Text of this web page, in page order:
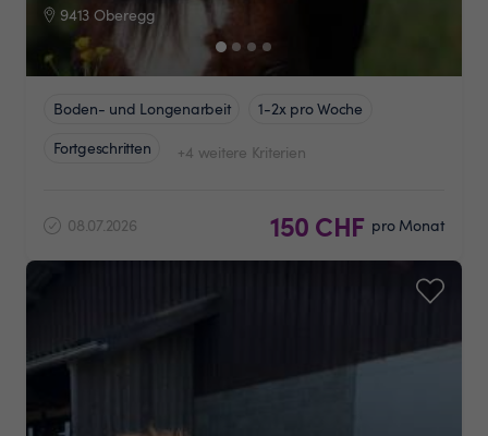
9413 Oberegg
Boden- und Longenarbeit
1-2x pro Woche
Fortgeschritten
+4 weitere Kriterien
08.07.2026 150 CHF pro Monat